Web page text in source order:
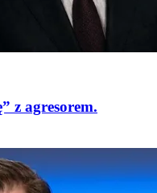
z agresorem.